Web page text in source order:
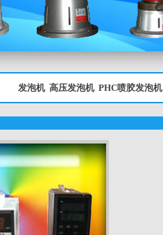
发泡机 高压发泡机 PHC喷胶发泡机